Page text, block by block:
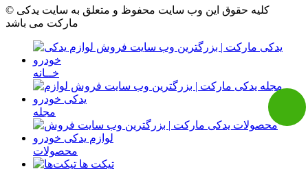
© کلیه حقوق این وب سایت محفوظ و متعلق به سایت یدکی
مارکت می باشد
خــانه
مجله
محصولات
تیکت ها